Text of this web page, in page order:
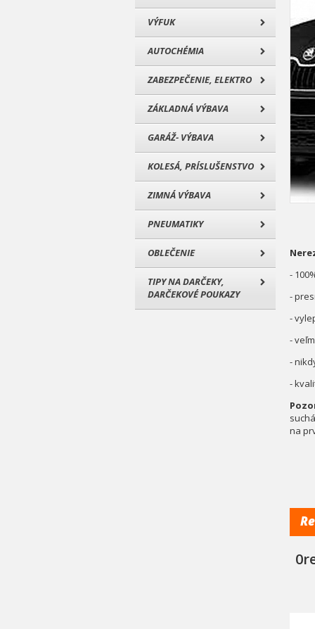
VÝFUK
AUTOCHÉMIA
ZABEZPEČENIE, ELEKTRO
ZÁKLADNÁ VÝBAVA
GARÁŽ- VÝBAVA
KOLESÁ, PRÍSLUŠENSTVO
ZIMNÁ VÝBAVA
PNEUMATIKY
OBLEČENIE
TIPY NA DARČEKY,
DARČEKOVÉ POUKAZY
-
-
-
-
-
-
na